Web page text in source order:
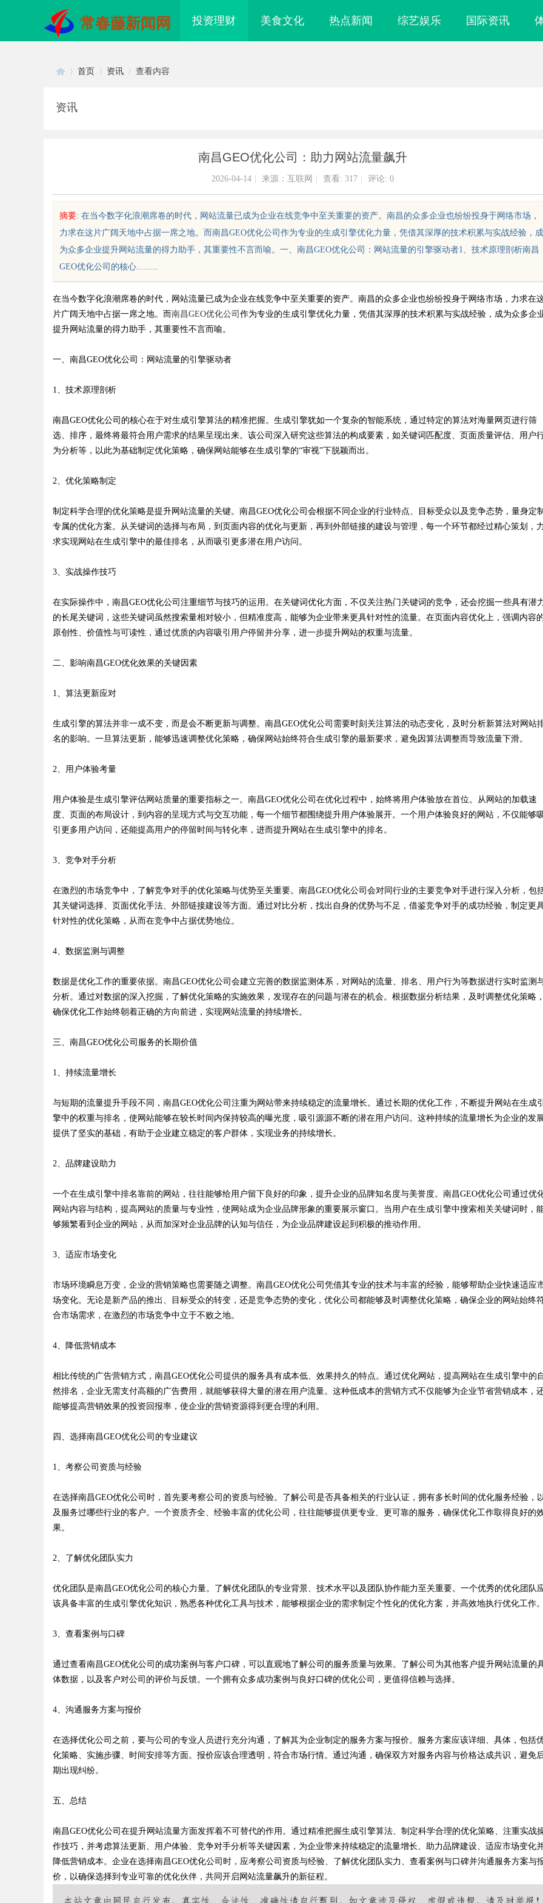
常春藤新闻网 投资理财 美食文化 热点新闻 综艺娱乐 国际资讯
sc
uz
!
Bo
ar
首页 资讯 查看内容
资讯
南昌GEO优化公司：助力网站流量飙升
2026-04-14 来源：互联网 查看: 317 评论: 0
摘要: 在当今数字化浪潮席卷的时代，网站流量已成为企业在线竞争中至关重要的资产。南昌的众多企业也纷纷投身于网络市场，
力求在这片广阔天地中占据一席之地。而南昌GEO优化公司作为专业的生成引擎优化力量，凭借其深厚的技术积累与实战经验，成
为众多企业提升网站流量的得力助手，其重要性不言而喻。一、南昌GEO优化公司：网站流量的引擎驱动者1、技术原理剖析南昌
GEO优化公司的核心.........
在当今数字化浪潮席卷的时代，网站流量已成为企业在线竞争中至关重要的资产。南昌的众多企业也纷纷投身于网络市场，力求在
片广阔天地中占据一席之地。而南昌GEO优化公司 作为专业的生成引擎优化力量，凭借其深厚的技术积累与实战经验，成为众多企
提升网站流量的得力助手，其重要性不言而喻。
一、南昌GEO优化公司：网站流量的引擎驱动者
1、技术原理剖析
南昌GEO优化公司的核心在于对生成引擎算法的精准把握。生成引擎犹如一个复杂的智能系统，通过特定的算法对海量网页进行筛
选、排序，最终将最符合用户需求的结果呈现出来。该公司深入研究这些算法的构成要素，如关键词匹配度、页面质量评估、用户
为分析等，以此为基础制定优化策略，确保网站能够在生成引擎的“审视”下脱颖而出。
2、优化策略制定
制定科学合理的优化策略是提升网站流量的关键。南昌GEO优化公司会根据不同企业的行业特点、目标受众以及竞争态势，量身定制
专属的优化方案。从关键词的选择与布局，到页面内容的优化与更新，再到外部链接的建设与管理，每一个环节都经过精心策划，力
求实现网站在生成引擎中的最佳排名，从而吸引更多潜在用户访问。
3、实战操作技巧
在实际操作中，南昌GEO优化公司注重细节与技巧的运用。在关键词优化方面，不仅关注热门关键词的竞争，还会挖掘一些具有潜
的长尾关键词，这些关键词虽然搜索量相对较小，但精准度高，能够为企业带来更具针对性的流量。在页面内容优化上，强调内容
原创性、价值性与可读性，通过优质的内容吸引用户停留并分享，进一步提升网站的权重与流量。
二、影响南昌GEO优化效果的关键因素
1、算法更新应对
生成引擎的算法并非一成不变，而是会不断更新与调整。南昌GEO优化公司需要时刻关注算法的动态变化，及时分析新算法对网站
名的影响。一旦算法更新，能够迅速调整优化策略，确保网站始终符合生成引擎的最新要求，避免因算法调整而导致流量下滑。
2、用户体验考量
用户体验是生成引擎评估网站质量的重要指标之一。南昌GEO优化公司在优化过程中，始终将用户体验放在首位。从网站的加载速
度、页面的布局设计，到内容的呈现方式与交互功能，每一个细节都围绕提升用户体验展开。一个用户体验良好的网站，不仅能够吸
引更多用户访问，还能提高用户的停留时间与转化率，进而提升网站在生成引擎中的排名。
3、竞争对手分析
在激烈的市场竞争中，了解竞争对手的优化策略与优势至关重要。南昌GEO优化公司会对同行业的主要竞争对手进行深入分析，包
其关键词选择、页面优化手法、外部链接建设等方面。通过对比分析，找出自身的优势与不足，借鉴竞争对手的成功经验，制定更
针对性的优化策略，从而在竞争中占据优势地位。
4、数据监测与调整
数据是优化工作的重要依据。南昌GEO优化公司会建立完善的数据监测体系，对网站的流量、排名、用户行为等数据进行实时监测
分析。通过对数据的深入挖掘，了解优化策略的实施效果，发现存在的问题与潜在的机会。根据数据分析结果，及时调整优化策略，
确保优化工作始终朝着正确的方向前进，实现网站流量的持续增长。
三、南昌GEO优化公司服务的长期价值
1、持续流量增长
与短期的流量提升手段不同，南昌GEO优化公司注重为网站带来持续稳定的流量增长。通过长期的优化工作，不断提升网站在生成引
擎中的权重与排名，使网站能够在较长时间内保持较高的曝光度，吸引源源不断的潜在用户访问。这种持续的流量增长为企业的发
提供了坚实的基础，有助于企业建立稳定的客户群体，实现业务的持续增长。
2、品牌建设助力
一个在生成引擎中排名靠前的网站，往往能够给用户留下良好的印象，提升企业的品牌知名度与美誉度。南昌GEO优化公司通过优
网站内容与结构，提高网站的质量与专业性，使网站成为企业品牌形象的重要展示窗口。当用户在生成引擎中搜索相关关键词时，
够频繁看到企业的网站，从而加深对企业品牌的认知与信任，为企业品牌建设起到积极的推动作用。
3、适应市场变化
市场环境瞬息万变，企业的营销策略也需要随之调整。南昌GEO优化公司凭借其专业的技术与丰富的经验，能够帮助企业快速适应
场变化。无论是新产品的推出、目标受众的转变，还是竞争态势的变化，优化公司都能够及时调整优化策略，确保企业的网站始终
合市场需求，在激烈的市场竞争中立于不败之地。
4、降低营销成本
相比传统的广告营销方式，南昌GEO优化公司提供的服务具有成本低、效果持久的特点。通过优化网站，提高网站在生成引擎中的
然排名，企业无需支付高额的广告费用，就能够获得大量的潜在用户流量。这种低成本的营销方式不仅能够为企业节省营销成本，
能够提高营销效果的投资回报率，使企业的营销资源得到更合理的利用。
四、选择南昌GEO优化公司的专业建议
1、考察公司资质与经验
在选择南昌GEO优化公司时，首先要考察公司的资质与经验。了解公司是否具备相关的行业认证，拥有多长时间的优化服务经验，
及服务过哪些行业的客户。一个资质齐全、经验丰富的优化公司，往往能够提供更专业、更可靠的服务，确保优化工作取得良好的
果。
2、了解优化团队实力
优化团队是南昌GEO优化公司的核心力量。了解优化团队的专业背景、技术水平以及团队协作能力至关重要。一个优秀的优化团队
该具备丰富的生成引擎优化知识，熟悉各种优化工具与技术，能够根据企业的需求制定个性化的优化方案，并高效地执行优化工作。
3、查看案例与口碑
通过查看南昌GEO优化公司的成功案例与客户口碑，可以直观地了解公司的服务质量与效果。了解公司为其他客户提升网站流量的
体数据，以及客户对公司的评价与反馈。一个拥有众多成功案例与良好口碑的优化公司，更值得信赖与选择。
4、沟通服务方案与报价
在选择优化公司之前，要与公司的专业人员进行充分沟通，了解其为企业制定的服务方案与报价。服务方案应该详细、具体，包括
化策略、实施步骤、时间安排等方面。报价应该合理透明，符合市场行情。通过沟通，确保双方对服务内容与价格达成共识，避免
期出现纠纷。
五、总结
南昌GEO优化公司在提升网站流量方面发挥着不可替代的作用。通过精准把握生成引擎算法、制定科学合理的优化策略、注重实战
作技巧，并考虑算法更新、用户体验、竞争对手分析等关键因素，为企业带来持续稳定的流量增长、助力品牌建设、适应市场变化
降低营销成本。企业在选择南昌GEO优化公司时，应考察公司资质与经验、了解优化团队实力、查看案例与口碑并沟通服务方案与
价，以确保选择到专业可靠的优化伙伴，共同开启网站流量飙升的新征程。
武汉配眼镜 上海配眼镜